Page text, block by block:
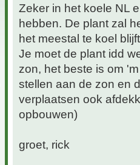
Zeker in het koele NL
hebben. De plant zal
het meestal te koel
Je moet de plant idd
zon, het beste is om
stellen aan de zon en
verplaatsen ook
opbouwen)
groet, rick